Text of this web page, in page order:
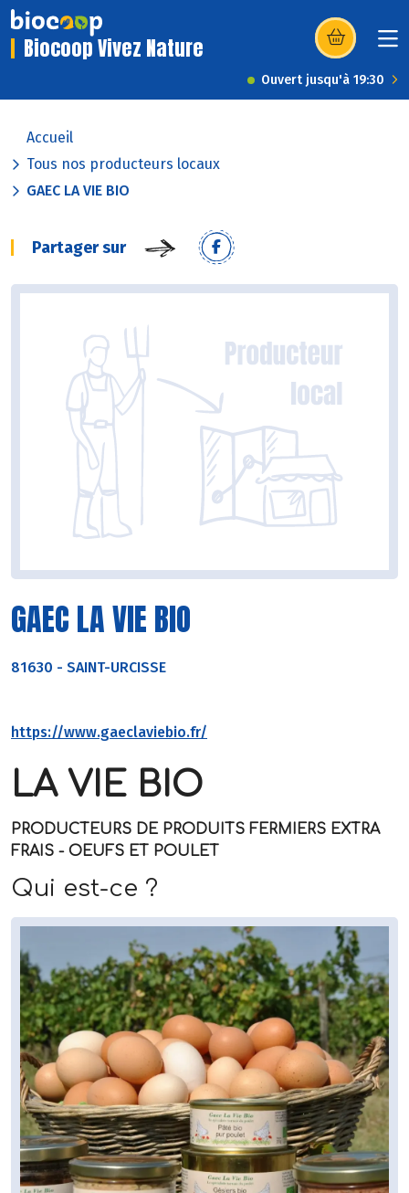
Biocoop Vivez Nature (s’ouvre dans
Ouvert jusqu'à 19:30
Accueil
Tous nos producteurs locaux
GAEC LA VIE BIO
Partager sur
GAEC LA VIE BIO
81630 - SAINT-URCISSE
https://www.gaeclaviebio.fr/
LA VIE BIO
PRODUCTEURS DE PRODUITS FERMIERS EXTRA
FRAIS - OEUFS ET POULET
Qui est-ce ?